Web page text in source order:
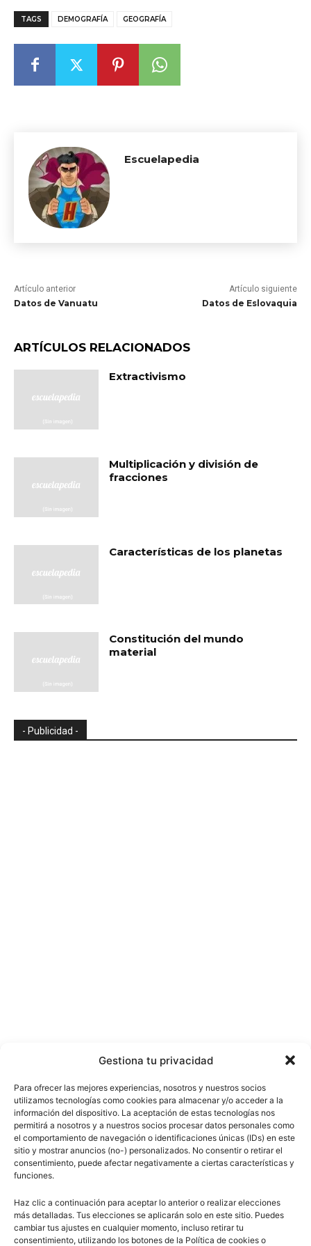
Gestiona tu privacidad
Para ofrecer las mejores experiencias, nosotros y nuestros socios
utilizamos tecnologías como cookies para almacenar y/o acceder a la
información del dispositivo. La aceptación de estas tecnologías nos
permitirá a nosotros y a nuestros socios procesar datos personales como
el comportamiento de navegación o identificaciones únicas (IDs) en este
sitio y mostrar anuncios (no-) personalizados. No consentir o retirar el
consentimiento, puede afectar negativamente a ciertas características y
funciones.
Haz clic a continuación para aceptar lo anterior o realizar elecciones
más detalladas. Tus elecciones se aplicarán solo en este sitio. Puedes
cambiar tus ajustes en cualquier momento, incluso retirar tu
consentimiento, utilizando los botones de la Política de cookies o
TAGS DEMOGRAFÍA GEOGRAFÍA
Escuelapedia
Artículo anterior
Datos de Vanuatu
Artículo siguiente
Datos de Eslovaquia
ARTÍCULOS RELACIONADOS
Extractivismo
Multiplicación y división de
fracciones
Características de los planetas
Constitución del mundo
material
- Publicidad -